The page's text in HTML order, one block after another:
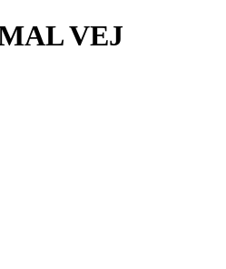
VEJ